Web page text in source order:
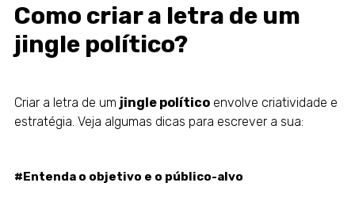
Como criar a letra de um
jingle político?
Criar a letra de um jingle políticoenvolve criatividade e
estratégia. Veja algumas dicas para escrever a sua:
#Entenda o objetivo e o público-alvo